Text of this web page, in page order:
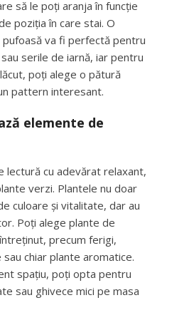
să le poți aranja în funcție
poziția în care stai. O
va fi perfectă pentru
serile de iarnă, iar pentru
poți alege o pătură
pattern interesant.
elemente de
lectură cu adevărat relaxant,
verzi. Plantele nu doar
culoare și vitalitate, dar au
Poți alege plante de
precum ferigi,
chiar plante aromatice.
spațiu, poți opta pentru
sau ghivece mici pe masa